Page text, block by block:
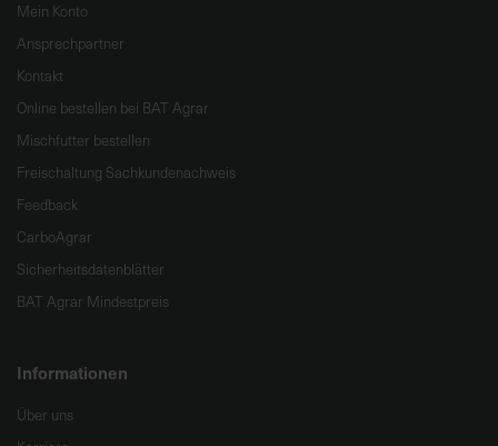
Mein Konto
Ansprechpartner
Kontakt
Online bestellen bei BAT Agrar
Mischfutter bestellen
Freischaltung Sachkundenachweis
Feedback
CarboAgrar
Sicherheitsdatenblätter
BAT Agrar Mindestpreis
Informationen
Über uns